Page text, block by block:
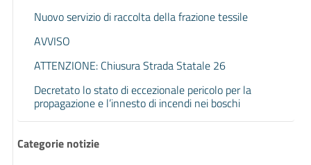
Nuovo servizio di raccolta della frazione tessile
AVVISO
ATTENZIONE: Chiusura Strada Statale 26
Decretato lo stato di eccezionale pericolo per la
propagazione e l’innesto di incendi nei boschi
Categorie notizie